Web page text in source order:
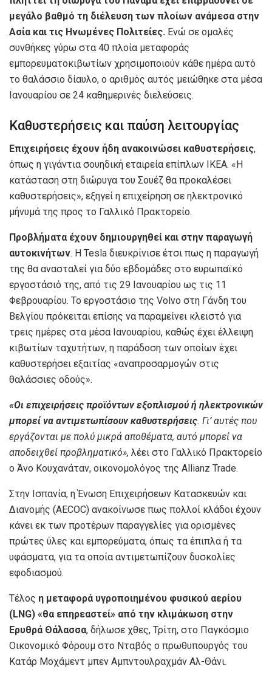
μεγάλο βαθμό τη διέλευση των πλοίων ανάμεσα στην
Ασία και τις Ηνωμένες Πολιτείες. Ενώ σε ομαλές
συνθήκες γύρω στα 40 πλοία μεταφοράς
εμπορευματοκιβωτίων χρησιμοποιούν κάθε ημέρα αυτό
το θαλάσσιο δίαυλο, ο αριθμός αυτός μειώθηκε στα μέσα
Ιανουαρίου σε 24 καθημερινές διελεύσεις.
Καθυστερήσεις και παύση λειτουργίας
Επιχειρήσεις έχουν ήδη ανακοινώσει καθυστερήσεις,
όπως η γιγάντια σουηδική εταιρεία επίπλων IKEA. «Η
κατάσταση στη διώρυγα του Σουέζ θα προκαλέσει
καθυστερήσεις», εξηγεί η επιχείρηση σε ηλεκτρονικό
μήνυμά της προς το Γαλλικό Πρακτορείο.
Προβλήματα έχουν δημιουργηθεί και στην παραγωγή
αυτοκινήτων. Η Tesla διευκρίνισε έτσι πως η παραγωγή
της θα ανασταλεί για δύο εβδομάδες στο ευρωπαϊκό
εργοστάσιό της, από τις 29 Ιανουαρίου ως τις 11
Φεβρουαρίου. Το εργοστάσιο της Volvo στη Γάνδη του
Βελγίου πρόκειται επίσης να παραμείνει κλειστό για
τρεις ημέρες στα μέσα Ιανουαρίου, καθώς έχει έλλειψη
κιβωτίων ταχυτήτων, η παράδοση των οποίων έχει
καθυστερήσει εξαιτίας «αναπροσαρμογών στις
θαλάσσιες οδούς».
«Οι επιχειρήσεις προϊόντων εξοπλισμού ή ηλεκτρονικών
μπορεί να αντιμετωπίσουν καθυστερήσεις. Γι’ αυτές που
εργάζονται με πολύ μικρά αποθέματα, αυτό μπορεί να
αποδειχθεί προβληματικό», λέει στο Γαλλικό Πρακτορείο
ο Άνο Κουχανάταν, οικονομολόγος της Allianz Trade.
Στην Ισπανία, η Ένωση Επιχειρήσεων Κατασκευών και
Διανομής (AECOC) ανακοίνωσε πως πολλοί κλάδοι έχουν
κάνει εκ των προτέρων παραγγελίες για ορισμένες
πρώτες ύλες και εμπορεύματα, όπως τα έπιπλα ή τα
υφάσματα, για τα οποία αντιμετωπίζουν δυσκολίες
εφοδιασμού.
Τέλος η μεταφορά υγροποιημένου φυσικού αερίου
(LNG) «θα επηρεαστεί» από την κλιμάκωση στην
Ερυθρά Θάλασσα, δήλωσε χθες, Τρίτη, στο Παγκόσμιο
Οικονομικό Φόρουμ στο Νταβός ο πρωθυπουργός του
Κατάρ Μοχάμεντ μπεν Αμπντουλραχμάν Αλ-Θάνι.